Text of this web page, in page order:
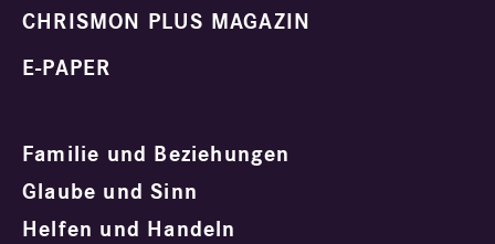
CHRISMON PLUS MAGAZIN
E-PAPER
Familie und Beziehungen
Glaube und Sinn
Helfen und Handeln